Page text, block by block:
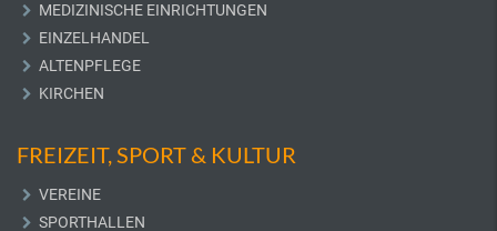
MEDIZINISCHE EINRICHTUNGEN
EINZELHANDEL
ALTENPFLEGE
KIRCHEN
FREIZEIT, SPORT & KULTUR
VEREINE
SPORTHALLEN